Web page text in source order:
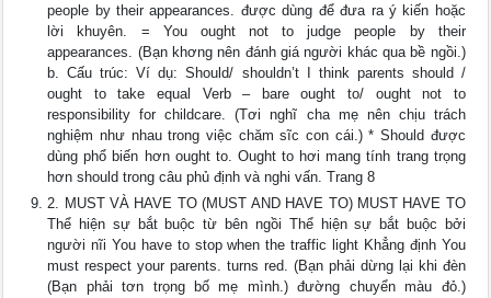
people by their appearances. được dùng để đưa ra ý kiến hoặc
lời khuyên. = You ought not to judge people by their
appearances. (Bạn khơng nên đánh giá người khác qua bề ngồi.)
b. Cấu trúc: Ví dụ: Should/ shouldn’t I think parents should /
ought to take equal Verb – bare ought to/ ought not to
responsibility for childcare. (Tơi nghĩ cha mẹ nên chịu trách
nghiệm như nhau trong việc chăm sĩc con cái.) * Should được
dùng phổ biến hơn ought to. Ought to hơi mang tính trang trọng
hơn should trong câu phủ định và nghi vấn. Trang 8
2. MUST VÀ HAVE TO (MUST AND HAVE TO) MUST HAVE TO
Thể hiện sự bắt buộc từ bên ngồi Thể hiện sự bắt buộc bởi
người nĩi You have to stop when the traffic light Khẳng định You
must respect your parents. turns red. (Bạn phải dừng lại khi đèn
(Bạn phải tơn trọng bố mẹ mình.) đường chuyển màu đỏ.)